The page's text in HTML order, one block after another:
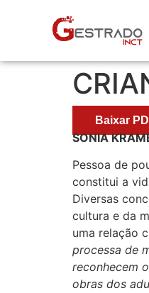
Baixar
SONIA
Pessoa de
constitui a
Diversas
cultura e da
uma relação
processa de
reconhecem
obras dos